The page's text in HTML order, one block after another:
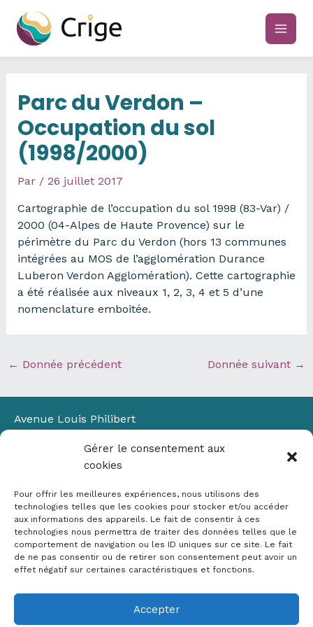
Gérer le consentement aux
cookies
Pour offrir les meilleures expériences, nous utilisons des
technologies telles que les cookies pour stocker et/ou accéder
aux informations des appareils. Le fait de consentir à ces
technologies nous permettra de traiter des données telles que le
comportement de navigation ou les ID uniques sur ce site. Le fait
de ne pas consentir ou de retirer son consentement peut avoir un
effet négatif sur certaines caractéristiques et fonctions.
Accepter
contenu
main
Parc du Verdon –
Occupation du sol
(1998/2000)
Par / 26 juillet 2017
Cartographie de l’occupation du sol 1998 (83-Var) /
2000 (04-Alpes de Haute Provence) sur le
périmètre du Parc du Verdon (hors 13 communes
intégrées au MOS de l’agglomération Durance
Luberon Verdon Agglomération). Cette cartographie
a été réalisée aux niveaux 1, 2, 3, 4 et 5 d’une
nomenclature emboitée.
← Donnée précédent Donnée suivant →
Avenue Louis Philibert
Bâtiment Laennec
13100 Aix-en-Provence
✉ contact@crige-paca.org
Mentions légales